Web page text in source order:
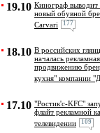
19.10 Кинограф
новый обувной
Carvari
177
18.10 В российских
началась
продвижению
кухня" компании
17.10 "Ростик'с-KFC"
флайт рекламной
телевидении
109